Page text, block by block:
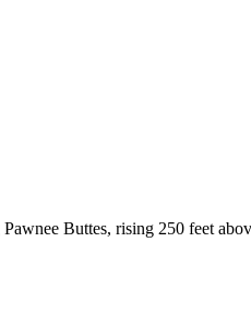
Buttes, rising 250 feet